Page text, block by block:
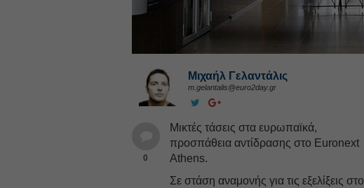
Μιχαήλ Γελαντάλις
m.gelantalis@euro2day.gr
0
Μικτές τάσεις στα ευρωπαϊκά,
προσπάθεια αντίδρασης στο Euronext
Athens.
Σε στάση αναμονής για τις εξελίξεις στο